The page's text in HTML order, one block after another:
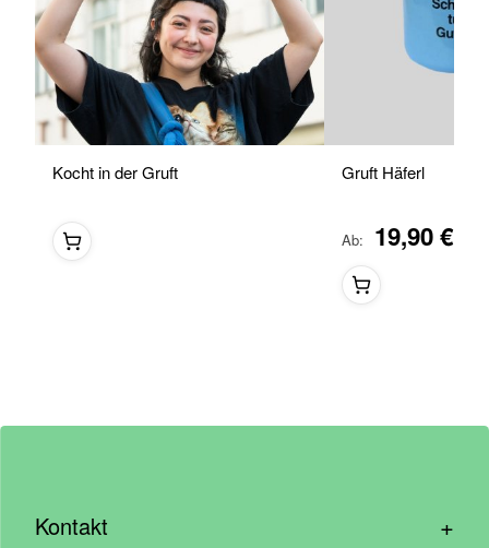
Kocht in der Gruft Gruft Häferl
Ab 19,90 €
Kontakt +